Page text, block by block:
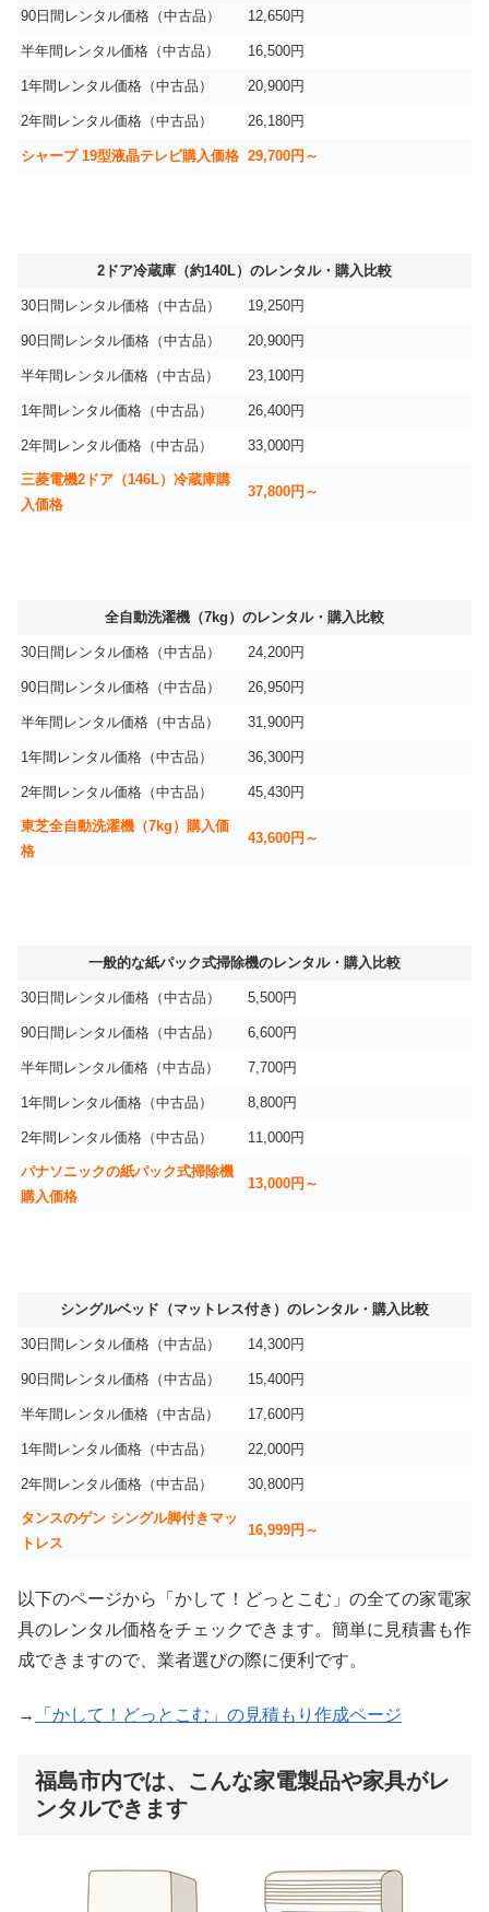
90日間レンタル価格（中古品） 12,650円
半年間レンタル価格（中古品） 16,500円
1年間レンタル価格（中古品） 20,900円
2年間レンタル価格（中古品） 26,180円
シャープ 19型液晶テレビ購入価格 29,700円～
2ドア冷蔵庫（約140L）のレンタル・購入比較
30日間レンタル価格（中古品） 19,250円
90日間レンタル価格（中古品） 20,900円
半年間レンタル価格（中古品） 23,100円
1年間レンタル価格（中古品） 26,400円
2年間レンタル価格（中古品） 33,000円
三菱電機2ドア（146L）冷蔵庫購
入価格
37,800円～
全自動洗濯機（7kg）のレンタル・購入比較
30日間レンタル価格（中古品） 24,200円
90日間レンタル価格（中古品） 26,950円
半年間レンタル価格（中古品） 31,900円
1年間レンタル価格（中古品） 36,300円
2年間レンタル価格（中古品） 45,430円
東芝全自動洗濯機（7kg）購入価
格
43,600円～
一般的な紙パック式掃除機のレンタル・購入比較
30日間レンタル価格（中古品） 5,500円
90日間レンタル価格（中古品） 6,600円
半年間レンタル価格（中古品） 7,700円
1年間レンタル価格（中古品） 8,800円
2年間レンタル価格（中古品） 11,000円
パナソニックの紙パック式掃除機
購入価格
13,000円～
シングルベッド（マットレス付き）のレンタル・購入比較
30日間レンタル価格（中古品） 14,300円
90日間レンタル価格（中古品） 15,400円
半年間レンタル価格（中古品） 17,600円
1年間レンタル価格（中古品） 22,000円
2年間レンタル価格（中古品） 30,800円
タンスのゲン シングル脚付きマッ
トレス
16,999円～
以下のページから「かして！どっとこむ」の全ての家電家
具のレンタル価格をチェックできます。簡単に見積書も作
成できますので、業者選びの際に便利です。
→ 「かして！どっとこむ」の見積もり作成ページ
福島市内では、こんな家電製品や家具がレ
ンタルできます